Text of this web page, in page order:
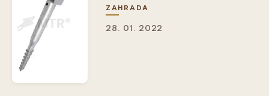
ZAHRADA
28. 01. 2022